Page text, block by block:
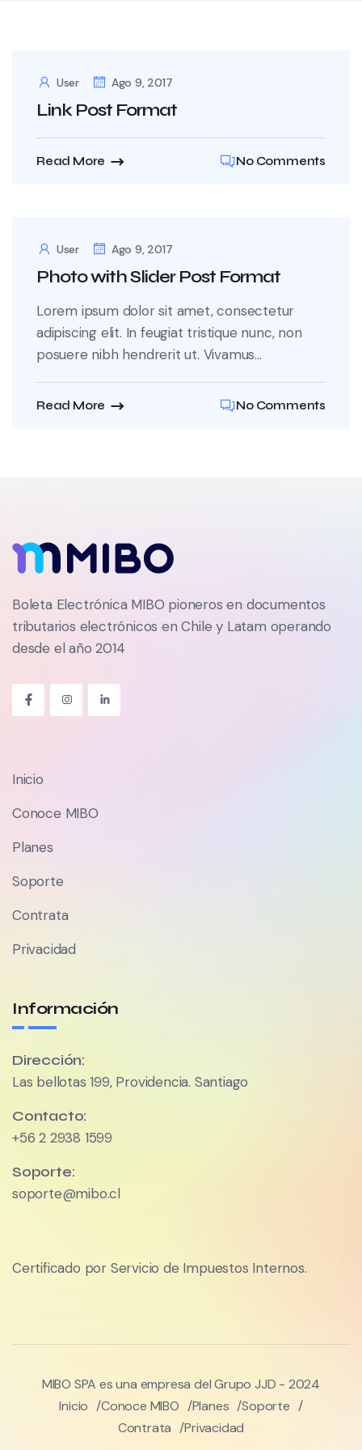
User Ago 9, 2017
Link Post Format
Read More No Comments
User Ago 9, 2017
Photo with Slider Post Format
Lorem ipsum dolor sit amet, consectetur
adipiscing elit. In feugiat tristique nunc, non
posuere nibh hendrerit ut. Vivamus...
Read More No Comments
Boleta Electrónica MIBO pioneros en documentos
tributarios electrónicos en Chile y Latam operando
desde el año 2014
Inicio
Conoce MIBO
Planes
Soporte
Contrata
Privacidad
Información
Dirección:
Las bellotas 199, Providencia. Santiago
Contacto:
+56 2 2938 1599
Soporte:
soporte@mibo.cl
Certificado por Servicio de Impuestos Internos.
MIBO SPA es una empresa del Grupo JJD - 2024
Inicio
Conoce MIBO Planes
Soporte
Contrata
Privacidad